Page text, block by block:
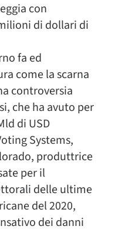
con
di dollari di
fa ed
come la scarna
controversia
che ha avuto per
di USD
Systems,
produttrice
per il
delle ultime
del 2020,
dei danni